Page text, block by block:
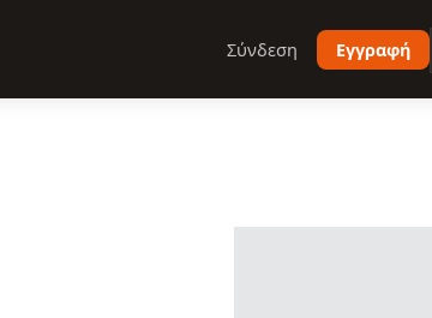
Σύνδεση Εγγραφή